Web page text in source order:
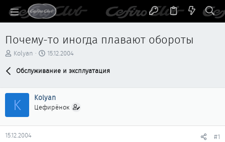
Почему-то иногда плавают обороты
А
т
е
м
ы
Kolyan
Д
т
а
ч
л
15.12.2004
Обслуживание и эксплуатация
K Kolyan
Цефирёнок
15.12.2004 #1